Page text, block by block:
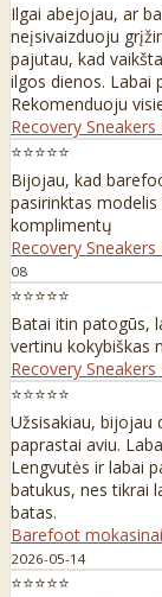
Ilgai abejojau, ar
neįsivaizduoju
pajutau, kad
ilgos dienos. Labai
Rekomenduoju
Recovery
⭐⭐⭐⭐⭐
Bijojau, kad
pasirinktas modelis
komplimentų
Recovery
08
⭐⭐⭐⭐⭐
Batai itin patogūs,
vertinu kokybiškas
Recovery
⭐⭐⭐⭐⭐
Užsisakiau, bijojau
paprastai aviu.
Lengvutės ir labai
batukus, nes tikrai
batas.
Barefoot
2026-05-14
⭐⭐⭐⭐⭐